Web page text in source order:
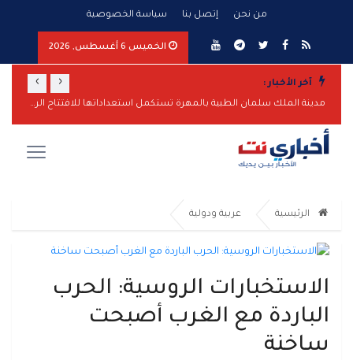
من نحن إتصل بنا سياسة الخصوصية
الخميس 6 أغسطس, 2026
آخر الأخبار :
مدينة الملك سلمان الطبية بالمهرة تستكمل استعداداتها للافتتاح الرسمي
‹
›
الرئيسية عربية ودولية
الاستخبارات الروسية: الحرب
الباردة مع الغرب أصبحت
ساخنة